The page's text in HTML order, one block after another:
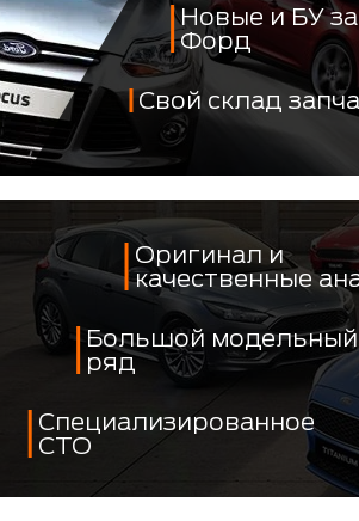
Новые и БУ
Форд
Свой склад
Оригинал и
качественные
Большой модельный
ряд
Специализированное
СТО